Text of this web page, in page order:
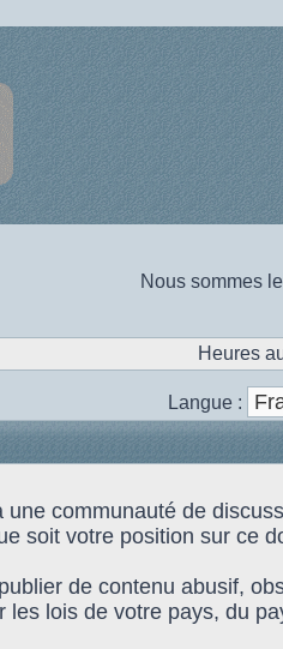
Nous sommes
Heures
Langue :
communauté de
soit votre position sur ce
de contenu abusif,
lois de votre pays, du